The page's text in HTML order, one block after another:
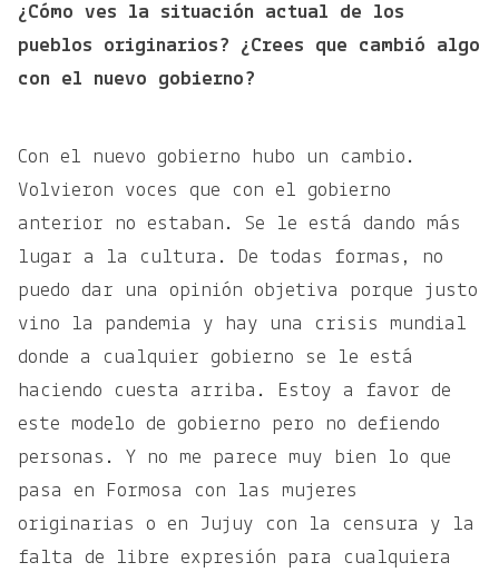
¿Cómo ves la situación actual de los
pueblos originarios? ¿Crees que cambió algo
con el nuevo gobierno?
Con el nuevo gobierno hubo un cambio.
Volvieron voces que con el gobierno
anterior no estaban. Se le está dando más
lugar a la cultura. De todas formas, no
puedo dar una opinión objetiva porque justo
vino la pandemia y hay una crisis mundial
donde a cualquier gobierno se le está
haciendo cuesta arriba. Estoy a favor de
este modelo de gobierno pero no defiendo
personas. Y no me parece muy bien lo que
pasa en Formosa con las mujeres
originarias o en Jujuy con la censura y la
falta de libre expresión para cualquiera